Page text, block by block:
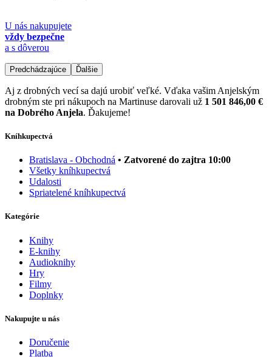
U nás nakupujete
vždy bezpečne
a s dôverou
Predchádzajúce Ďalšie
Aj z drobných vecí sa dajú urobiť veľké. Vďaka vašim Anjelským
drobným ste pri nákupoch na Martinuse darovali už 1 501 846,00 €
na Dobrého Anjela. Ďakujeme!
Kníhkupectvá
Bratislava - Obchodná • Zatvorené do zajtra 10:00
Všetky kníhkupectvá
Udalosti
Spriatelené kníhkupectvá
Kategórie
Knihy
E-knihy
Audioknihy
Hry
Filmy
Doplnky
Nakupujte u nás
Doručenie
Platba